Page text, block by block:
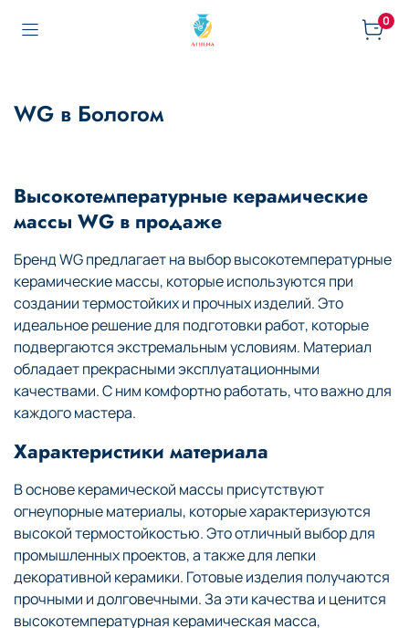
0
WG в Бологом
Высокотемпературные керамические
массы WG в продаже
Бренд WG предлагает на выбор высокотемпературные
керамические массы, которые используются при
создании термостойких и прочных изделий. Это
идеальное решение для подготовки работ, которые
подвергаются экстремальным условиям. Материал
обладает прекрасными эксплуатационными
качествами. С ним комфортно работать, что важно для
каждого мастера.
Характеристики материала
В основе керамической массы присутствуют
огнеупорные материалы, которые характеризуются
высокой термостойкостью. Это отличный выбор для
промышленных проектов, а также для лепки
декоративной керамики. Готовые изделия получаются
прочными и долговечными. За эти качества и ценится
высокотемпературная керамическая масса,